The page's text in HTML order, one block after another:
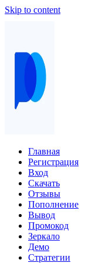
Skip to content
Главная
Регистрация
Вход
Скачать
Отзывы
Пополнение
Вывод
Промокод
Зеркало
Демо
Стратегии